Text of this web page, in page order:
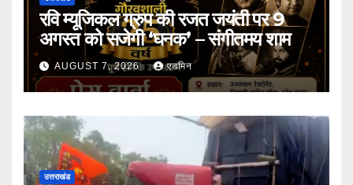
रवि म्यूजिकल ग्रुप की रजत जयंती पर 9
अगस्त को सजेगी ‘घनक’ – संगीतमय शाम
AUGUST 7, 2026 एडमिन
उत्तराखंड